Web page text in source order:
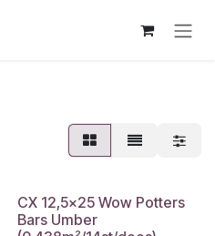
CX 12,5x25 Wow Potters
Bars Umber